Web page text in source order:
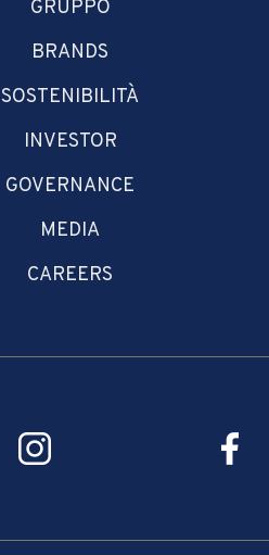
GRUPPO
BRANDS
SOSTENIBILITÀ
INVESTOR
GOVERNANCE
MEDIA
CAREERS